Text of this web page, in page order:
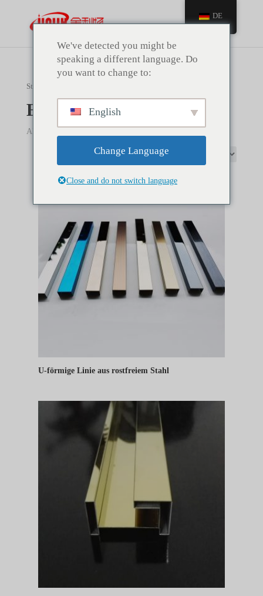
Startseite
Edelstahl-Dekorstreifen
Alle 8-Ergebnisse anzeigen
U-förmige Linie aus rostfreiem Stahl
DE
We've detected you might be
speaking a different language. Do
you want to change to:
English
Change Language
Close and do not switch language